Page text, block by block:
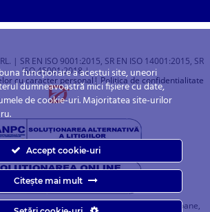
| SR EN ISO 9001:2015, SR EN ISO 14001:2015, SR
ISO 45001:2018 |
cu caracter personal| Politica de confidentialitate
online cu baterii pentru automobile, camioane,
funcționare a acestui site, uneori
dumneavoastră mici fișiere cu date,
de cookie-uri. Majoritatea site-urilor
Accept cookie-uri
Citește mai mult